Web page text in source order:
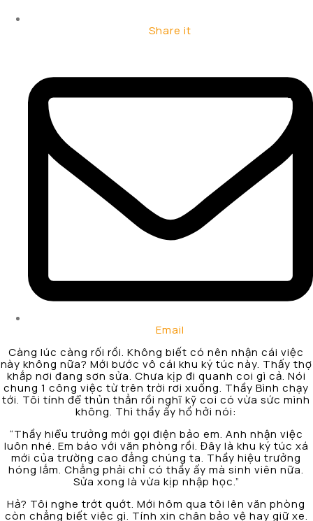
Share it
Email
Càng lúc càng rối rồi. Không biết có nên nhận cái việc
này không nữa? Mới bước vô cái khu ký túc này. Thấy thợ
khắp nơi đang sơn sửa. Chưa kịp đi quanh coi gì cả. Nói
chung 1 công việc từ trên trời rơi xuống. Thầy Bình chạy
tới. Tôi tính để thủn thẳn rồi nghĩ kỹ coi có vừa sức mình
không. Thì thầy ấy hồ hởi nói:
“Thầy hiểu trưởng mới gọi điện bảo em. Anh nhận việc
luôn nhé. Em báo với văn phòng rồi. Đây là khu ký túc xá
mới của trường cao đẳng chúng ta. Thầy hiệu trưởng
hóng lắm. Chẳng phải chỉ có thầy ấy mà sinh viên nữa.
Sửa xong là vừa kịp nhập học.”
Hả? Tôi nghe trớt quớt. Mới hôm qua tôi lên văn phòng
còn chẳng biết việc gì. Tính xin chân bảo vệ hay giữ xe.